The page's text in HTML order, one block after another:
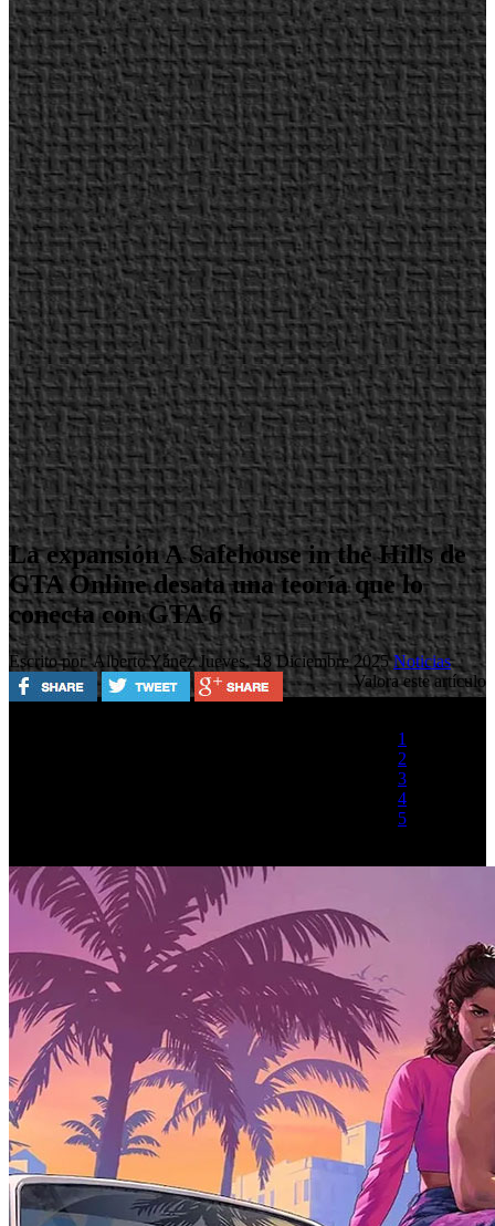
La expansión A Safehouse in the Hills de
GTA Online desata una teoría que lo
conecta con GTA 6
Escrito por Alberto YánezJueves, 18 Diciembre 2025Noticias
Valora este artículo
1
2
3
4
5